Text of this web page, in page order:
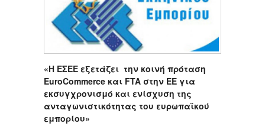
«Η ΕΣΕΕ εξετάζει την κοινή πρόταση
EuroCommerce και FTA στην ΕΕ για
εκσυγχρονισμό και ενίσχυση της
ανταγωνιστικότητας του ευρωπαϊκού
εμπορίου»